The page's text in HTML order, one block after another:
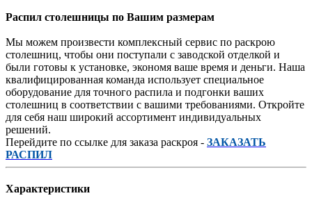
Распил столешницы по Вашим размерам
Мы можем произвести комплексный сервис по раскрою
столешниц, чтобы они поступали с заводской отделкой и
были готовы к установке, экономя ваше время и деньги. Наша
квалифицированная команда использует специальное
оборудование для точного распила и подгонки ваших
столешниц в соответствии с вашими требованиями. Откройте
для себя наш широкий ассортимент индивидуальных
решений.
Перейдите по ссылке для заказа раскроя - ЗАКАЗАТЬ
РАСПИЛ
Характеристики